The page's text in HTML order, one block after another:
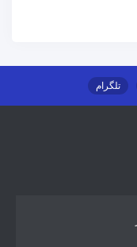
تلگرام